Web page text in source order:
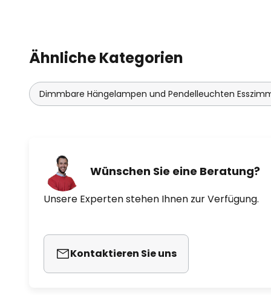
Ähnliche Kategorien
Dimmbare Hängelampen und Pendelleuchten
Wünschen Sie eine Beratung?
Unsere Experten stehen Ihnen zur Verfügung.
Kontaktieren Sie uns